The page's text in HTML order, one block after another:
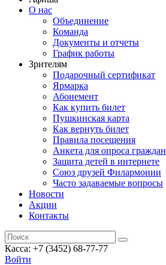
О нас
Объединение
Команда
Документы и отчеты
График работы
Зрителям
Подарочный сертификат
Ярмарка
Абонемент
Как купить билет
Пушкинская карта
Как вернуть билет
Правила посещения
Анкета для опроса граждан
Защита детей в интернете
Союз друзей Филармонии
Часто задаваемые вопросы
Новости
Акции
Контакты
Касса: +7 (3452) 68-77-77
Войти